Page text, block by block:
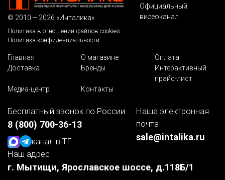
© 2010 – 2026 «Инталика»
Политика в отношении файлов cookies
Политика конфиденциальности
Официальный
видеоканал
Главная О магазине
Оплата
Доставка
Бренды
Интерактивный
прайс-лист
Медиа-центр
Контакты
Бесплатный звонок по России
8 (800) 700-36-13
канал в ТГ
Наша электронная
почта
sale@intalika.ru
Наш адрес
г. Мытищи, Ярославское шоссе, д.118Б/1